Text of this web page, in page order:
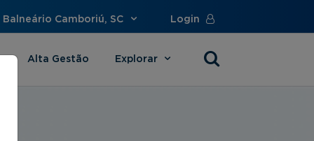
Camboriú, SC Login
Alta Gestão Explorar